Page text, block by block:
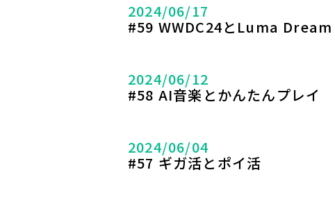
2024/06/17
#59 WWDC24とLuma
2024/06/12
#58 AI音楽とかんたんプレイ
2024/06/04
#57 ギガ活とポイ活